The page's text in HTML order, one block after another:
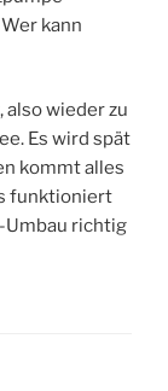
kann
also wieder zu
Es wird spät
kommt alles
funktioniert
Umbau richtig